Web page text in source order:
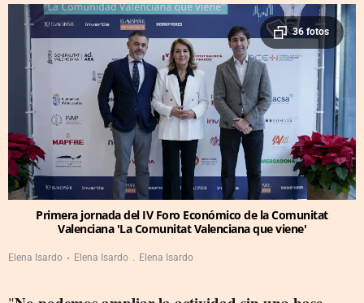
36 fotos
Primera jornada del IV Foro Económico de la Comunitat
Valenciana 'La Comunitat Valenciana que viene'
Elena Isardo Elena Isardo Elena Isardo